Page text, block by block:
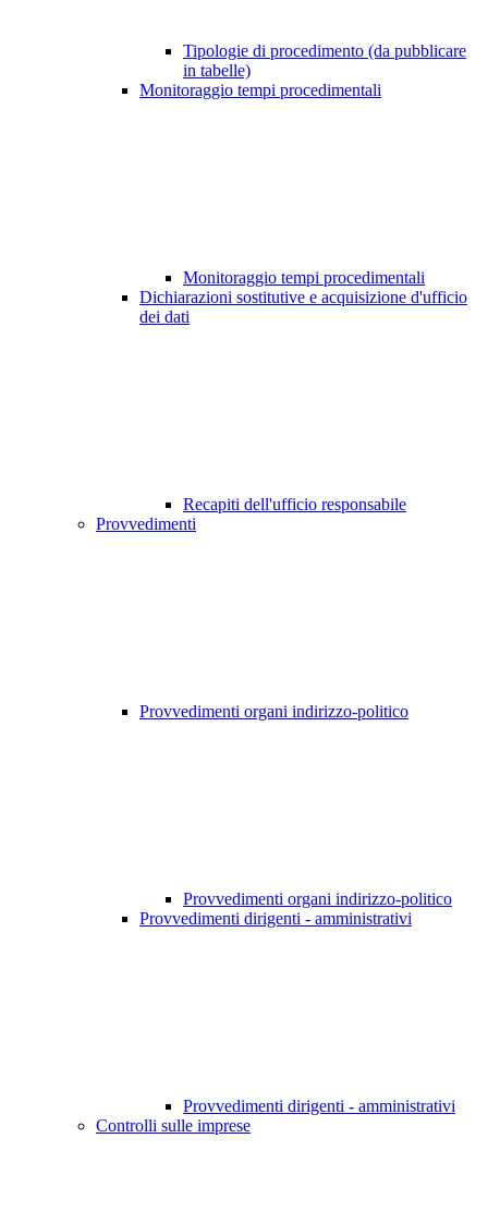
Tipologie di procedimento (da pubblicare
in tabelle)
Monitoraggio tempi procedimentali
Monitoraggio tempi procedimentali
Dichiarazioni sostitutive e acquisizione d'ufficio
dei dati
Recapiti dell'ufficio responsabile
Provvedimenti
Provvedimenti organi indirizzo-politico
Provvedimenti organi indirizzo-politico
Provvedimenti dirigenti - amministrativi
Provvedimenti dirigenti - amministrativi
Controlli sulle imprese